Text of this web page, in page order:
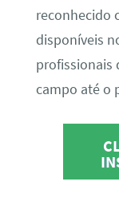
reconhecido
disponíveis
profissionais
campo até o